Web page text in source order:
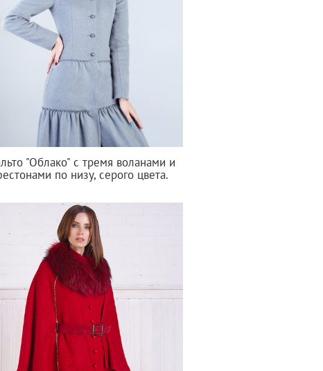
"Облако" с тремя воланами и
по низу, серого цвета.